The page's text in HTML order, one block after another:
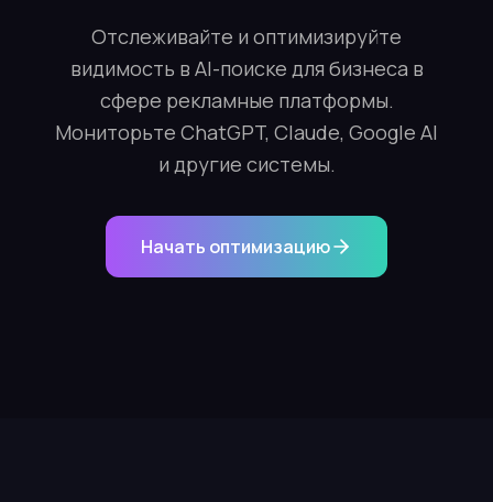
Отслеживайте и оптимизируйте
видимость в AI-поиске для бизнеса в
сфере рекламные платформы.
Мониторьте ChatGPT, Claude, Google AI
и другие системы.
Начать оптимизацию